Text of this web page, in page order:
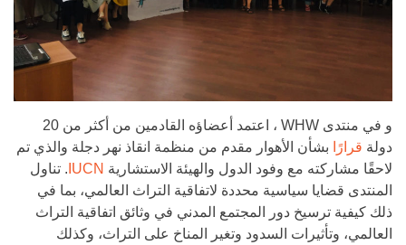
و في منتدى WHW ، اعتمد أعضاؤه القادمين من أكثر من 20
دولة قرارًا
بشأن الأهوار مقدم من منظمة انقاذ نهر دجلة والذي تم
لاحقًا مشاركته مع وفود الدول والهيئة الاستشارية IUCN . تناول
المنتدى قضايا سياسية محددة لاتفاقية التراث العالمي، بما في
ذلك كيفية ترسيخ دور المجتمع المدني في وثائق اتفاقية التراث
العالمي، وتأثيرات السدود وتغير المناخ على التراث، وكذلك